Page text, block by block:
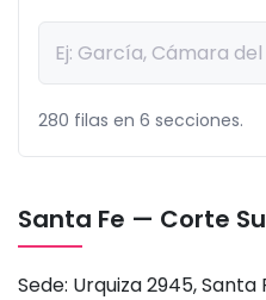
280 filas en 6 secciones.
Santa Fe — Corte
Sede: Urquiza 2945,